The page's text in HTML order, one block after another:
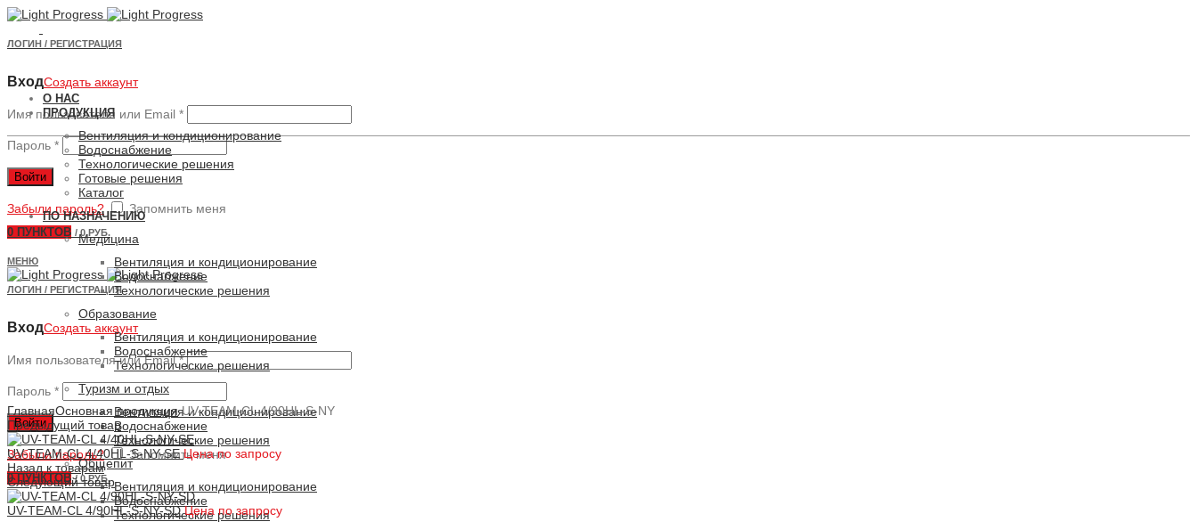
ЛОГИН / РЕГИСТРАЦИЯ
ВходСоздать аккаунт
Имя пользователя или Email *
Пароль *
Войти
Забыли пароль? Запомнить меня
0 ПУНКТОВ / 0 РУБ.
МЕНЮ
ЛОГИН / РЕГИСТРАЦИЯ
ВходСоздать аккаунт
Имя пользователя или Email*
Пароль *
Войти
Забыли пароль? Запомнить меня
0ПУНКТОВ / 0 РУБ.
О НАС
ПРОДУКЦИЯ
Вентиляция и кондиционирование
Водоснабжение
Технологические решения
Готовые решения
Каталог
ПО НАЗНАЧЕНИЮ
Медицина
Вентиляция и кондиционирование
Водоснабжение
Технологические решения
Образование
Вентиляция и кондиционирование
Водоснабжение
Технологические решения
Туризм и отдых
Вентиляция и кондиционирование
Водоснабжение
Технологические решения
Общепит
Вентиляция и кондиционирование
Водоснабжение
Технологические решения
Увеличить
ГлавнаяОсновная продукцияUV-TEAM-CL 4/90HL-S-NY
Предыдущий товар
UV-TEAM-CL 4/40HL-S-NY-SEЦена по запросу
Назад к товарам
Следующий товар
UV-TEAM-CL 4/90HL-S-NY-SDЦена по запросу